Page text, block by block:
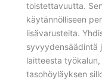
toistettavuutta.
käytännölliseen
lisävarusteita.
syvyydensäädintä
laitteesta
tasohöyläyksen